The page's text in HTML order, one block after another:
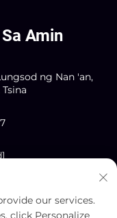
Amin
ng Nan 'an,
Ipadala
our services.
click Personalize